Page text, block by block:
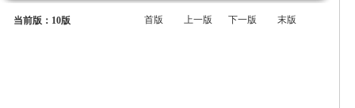
当前版：10版 首版 上一版 下一版 末版